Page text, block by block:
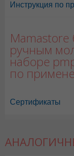
Инструкция по
Mamastore
ручным
наборе
по
Сертификаты